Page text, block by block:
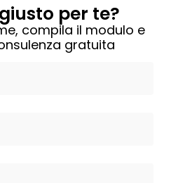
per te?
compila il modulo e
gratuita